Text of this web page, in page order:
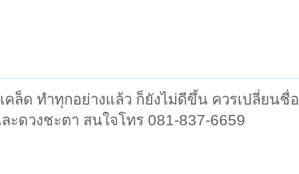
คล็ด ทำทุกอย่างแล้ว ก็ยังไม่ดีขึ้น ควรเปลี่ยนชื่อ
ดวงชะตา สนใจโทร 081-837-6659